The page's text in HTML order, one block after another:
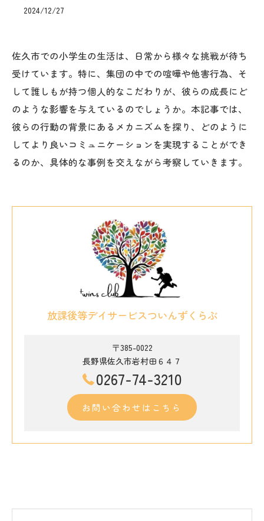
2024/12/27
佐久市での小学生の生活は、日常から様々な挑戦が待ち
受けています。特に、集団の中での喧嘩や他害行為、そ
して誰しもが持つ個人的なこだわりが、彼らの成長にど
のような影響を与えているのでしょうか。本記事では、
彼らの行動の背景にあるメカニズムを探り、どのように
してより良いコミュニケーションを実現することができ
るのか、具体的な事例を交えながら考察していきます。
放課後等デイサービスついんずくらぶ
〒385-0022
長野県佐久市岩村田６４７
0267-74-3210
お問い合わせはこちら